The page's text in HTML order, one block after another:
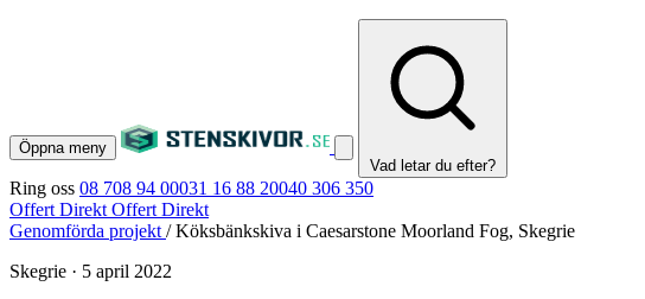
Öppna meny
Vad letar du efter?
Ring oss 08 708 94 00031 16 88 20040 306 350
Offert Direkt Offert Direkt
Genomförda projekt / Köksbänkskiva i Caesarstone Moorland Fog, Skegrie
Skegrie · 5 april 2022